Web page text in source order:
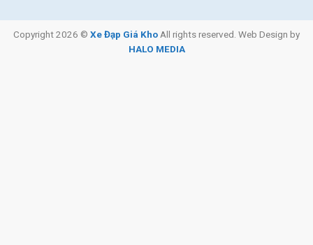
Copyright 2026 © Xe Đạp Giá Kho All rights reserved. Web Design by
HALO MEDIA